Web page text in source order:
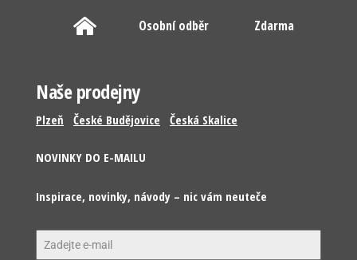
Osobní odběr Zdarma
Naše prodejny
Plzeň České Budějovice Česká Skalice
NOVINKY DO E-MAILU
Inspirace, novinky, návody – nic vám neuteče